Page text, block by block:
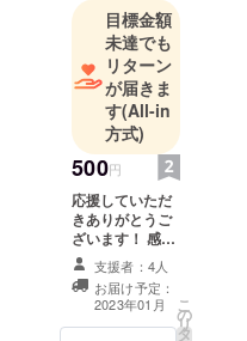
する執着と
こだわりが
異常に強く
なり、大好
きなワイン
の勉強をし
ながら料理
と精肉の奥
深さに没頭
する。家業
は1941年創
業の老舗精
肉店。2019
目標金額
未達でも
リターン
が届きま
す(All-in
方式)
500円
応援していただ
きありがとうご
ざいます！ 感謝
のメールを送り
ます！支援者：4人
お届け予定：
2023年01月
こ
の
リ
タ